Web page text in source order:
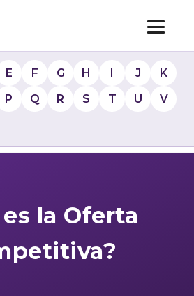
E F G H I J
K
P Q R S T U
V
es la Oferta